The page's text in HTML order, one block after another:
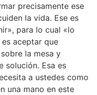
precisamente ese
la vida. Ese es
para lo cual «lo
aceptar que
la mesa y
solución. Esa es
a ustedes como
una mano en este